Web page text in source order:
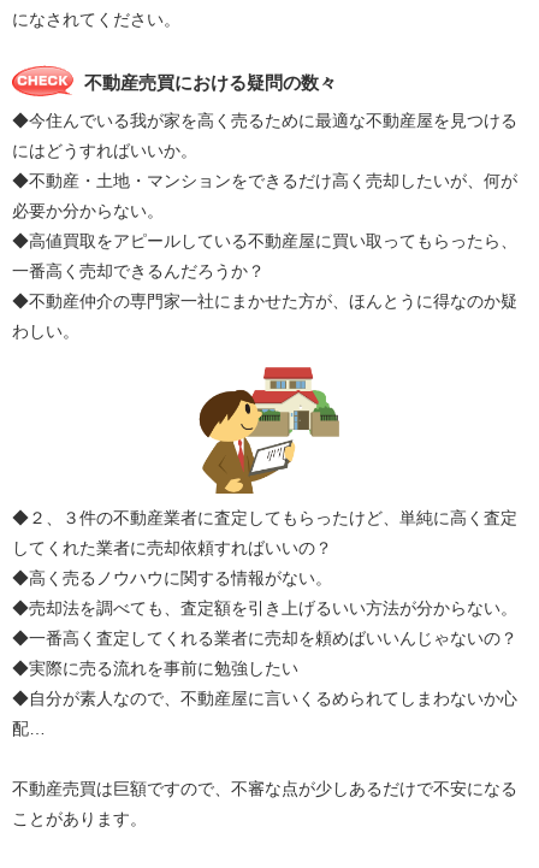
になされてください。
不動産売買における疑問の数々
◆今住んでいる我が家を高く売るために最適な不動産屋を見つける
にはどうすればいいか。
◆不動産・土地・マンションをできるだけ高く売却したいが、何が
必要か分からない。
◆高値買取をアピールしている不動産屋に買い取ってもらったら、
一番高く売却できるんだろうか？
◆不動産仲介の専門家一社にまかせた方が、ほんとうに得なのか疑
わしい。
◆２、３件の不動産業者に査定してもらったけど、単純に高く査定
してくれた業者に売却依頼すればいいの？
◆高く売るノウハウに関する情報がない。
◆売却法を調べても、査定額を引き上げるいい方法が分からない。
◆一番高く査定してくれる業者に売却を頼めばいいんじゃないの？
◆実際に売る流れを事前に勉強したい
◆自分が素人なので、不動産屋に言いくるめられてしまわないか心
配…
不動産売買は巨額ですので、不審な点が少しあるだけで不安になる
ことがあります。